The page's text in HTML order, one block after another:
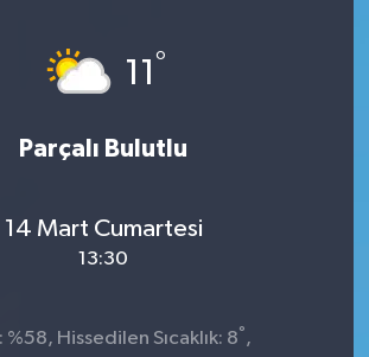
11°
Parçalı Bulutlu
14 Mart Cumartesi
13:30
%58, Hissedilen Sıcaklık: 8° ,